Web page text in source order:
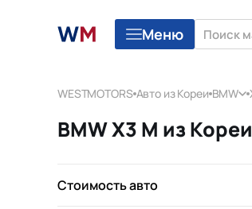
Меню
WESTMOTORS Авто из Кореи BMW
BMW X3 M из
Стоимость авто